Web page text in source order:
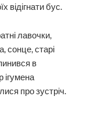
відігнати бус.
лавочки,
сонце, старі
в
ігумена
про зустріч.